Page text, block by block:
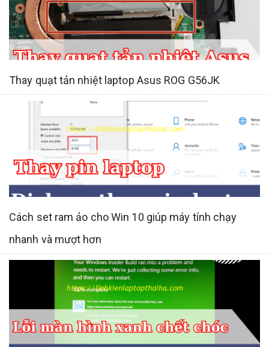
Thay quạt tản nhiệt laptop Asus ROG G56JK
Cách set ram ảo cho Win 10 giúp máy tính chạy
nhanh và mượt hơn